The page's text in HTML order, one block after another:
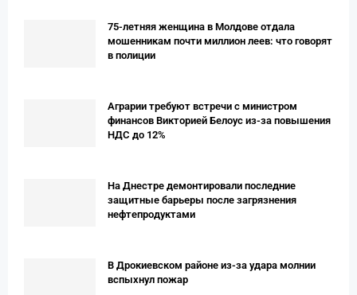
75-летняя женщина в Молдове отдала
мошенникам почти миллион леев: что говорят
в полиции
Аграрии требуют встречи с министром
финансов Викторией Белоус из-за повышения
НДС до 12%
На Днестре демонтировали последние
защитные барьеры после загрязнения
нефтепродуктами
В Дрокиевском районе из-за удара молнии
вспыхнул пожар